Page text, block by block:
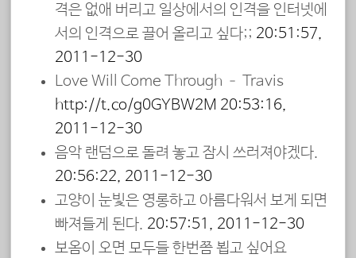
격은 없애 버리고 일상에서의 인격을 인터넷에
서의 인격으로 끌어 올리고 싶다;; 20:51:57,
2011-12-30
Love Will Come Through – Travis
http://t.co/g0GYBW2M 20:53:16,
2011-12-30
음악 랜덤으로 돌려 놓고 잠시 쓰러져야겠다.
20:56:22, 2011-12-30
고양이 눈빛은 영롱하고 아름다워서 보게 되면
빠져들게 된다. 20:57:51, 2011-12-30
보옴이 오면 모두들 한번쯤 뵙고 싶어요